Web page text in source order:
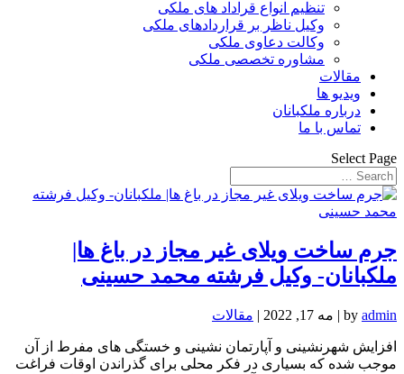
تنظیم انواع قراداد های ملکی
وکیل ناظر بر قراردادهای ملکی
وکالت دعاوی ملکی
مشاوره تخصصی ملکی
مقالات
ویدیو ها
درباره ملکبانان
تماس با ما
Select Page
جرم ساخت ویلای غیر مجاز در باغ ها|
ملکبانان- وکیل فرشته محمد حسینی
by admin
| مه 17, 2022 | مقالات
افزایش شهرنشینی و آپارتمان نشینی و خستگی های مفرط از آن
موجب شده که بسیاری در فکر محلی برای گذراندن اوقات فراغت